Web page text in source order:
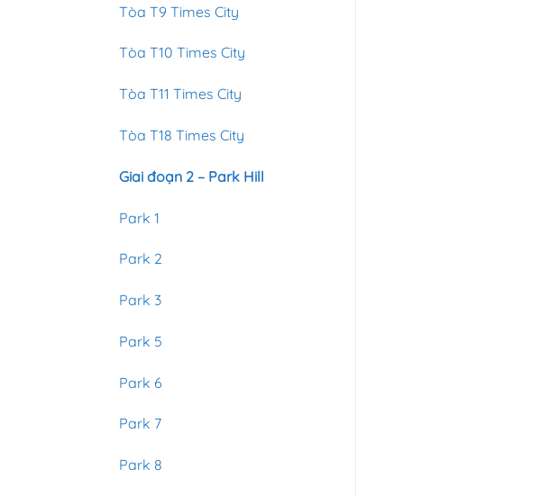
Tòa T9 Times City
Tòa T10 Times City
Tòa T11 Times City
Tòa T18 Times City
Giai đoạn 2 – Park Hill
Park 1
Park 2
Park 3
Park 5
Park 6
Park 7
Park 8